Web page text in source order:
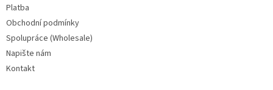
Platba
Obchodní podmínky
Spolupráce (Wholesale)
Napište nám
Kontakt